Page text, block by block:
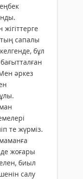
сапалы
бұл
әркез
те жүрміз.
жоғары
биыл
салу